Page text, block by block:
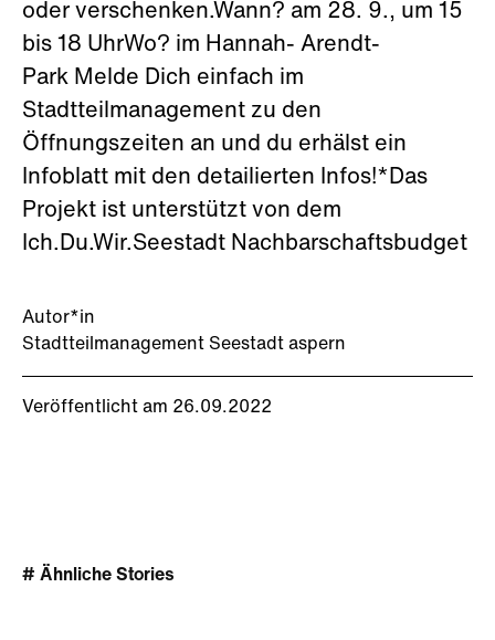
Autor*in
Stadtteilmanagement Seestadt aspern
Veröffentlicht am 26.09.2022
oder verschenken.Wann? am 28. 9., um 15
bis 18 UhrWo? im Hannah- Arendt-
Park Melde Dich einfach im
Stadtteilmanagement zu den
Öffnungszeiten an und du erhälst ein
Infoblatt mit den detailierten Infos!*Das
Projekt ist unterstützt von dem
Ich.Du.Wir.Seestadt Nachbarschaftsbudget
# Ähnliche Stories